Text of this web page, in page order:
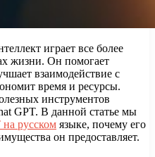
играет все более
жизни. Он помогает
взаимодействие с
время и ресурсы.
инструментов
GPT. В данной статье мы
русском языке, почему его
он предоставляет.